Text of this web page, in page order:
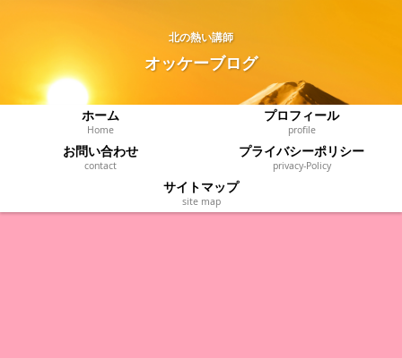
北の熱い講師
オッケーブログ
ホーム
Home
プロフィール
profile
お問い合わせ
contact
プライバシーポリシー
privacy‐Policy
サイトマップ
site map